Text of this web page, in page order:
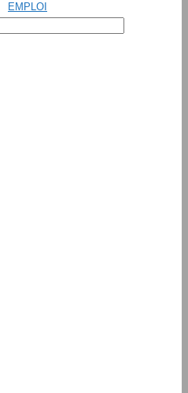
EMPLOI